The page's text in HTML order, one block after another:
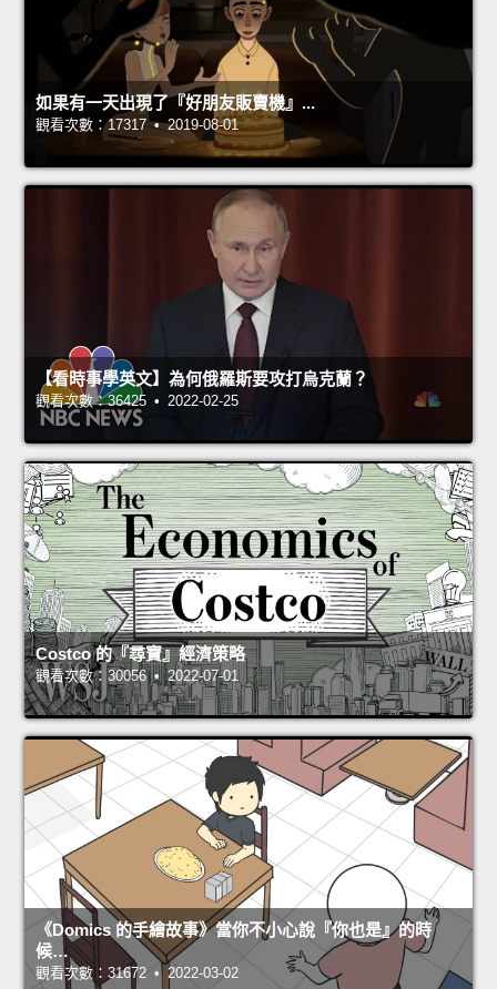
如果有一天出現了『好朋友販賣機』...
觀看次數：17317 • 2019-08-01
【看時事學英文】為何俄羅斯要攻打烏克蘭？
觀看次數：36425 • 2022-02-25
Costco 的『尋寶』經濟策略
觀看次數：30056 • 2022-07-01
《Domics 的手繪故事》當你不小心說『你也是』的時
候…
觀看次數：31672 • 2022-03-02